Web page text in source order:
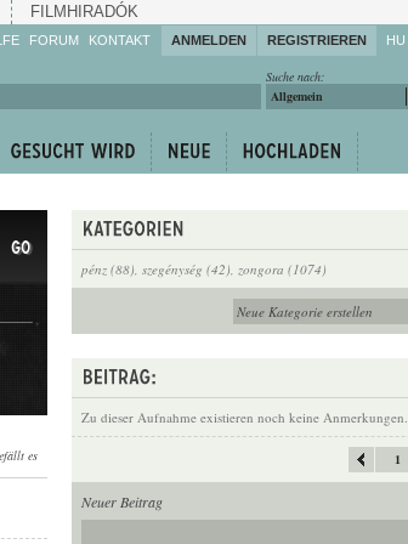
FILMHIRADÓK
Sie mit!
FORUM KONTAKT ANMELDEN REGISTRIEREN HU
Suche nach:
Allgemein
pénz (88), szegénység (42), zongora (1074)
Zu dieser Aufnahme existieren noch keine Anmerkungen.
1
Neuer Beitrag
GO
es